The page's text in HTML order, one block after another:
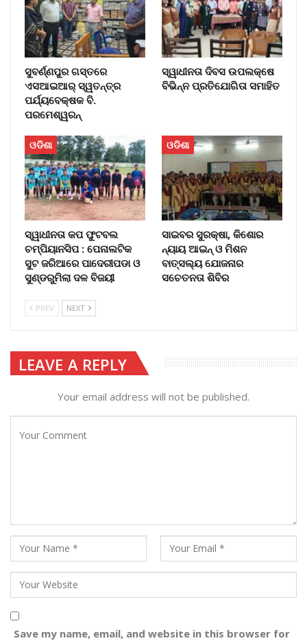
ସୁବର୍ଣ୍ଣପୁର ଗସ୍ତରେ
ଏସଆଇଆର୍ ସ୍ୱତନ୍ତ୍ର
ପର୍ଯ୍ୟବେକ୍ଷକ ବି.
ପରମେଶ୍ୱରନ୍
ସ୍ୱାଧୀନତା ଦିବସ ଉପଲକ୍ଷେ
ବିଭିନ୍ନ ପ୍ରତିଯୋଗିତା ସମାହିତ
ଓଡିଶା
ସ୍ୱାଧୀନତା କପ ଫୁଟବଲ
ଚମ୍ପିୟାନସିପ : ପେନାଲଟିକ
ସୁଟ ଜରିଆରେ ପାଦେରୀପଡା ଓ
ସୁଣ୍ଡରୁମିଲା ଦଳ ବିଜୟୀ
ଓଡିଶା
ସାଇବର ସୁରକ୍ଷା, କିଶୋର
ନ୍ୟାୟ ଆଇନ୍ ଓ ମିଶନ
ବାତ୍ସଲ୍ୟ ଯୋଜନାର
ସଚେତନତା ଶିବିର
PREV NEXT
LEAVE A REPLY
Your email address will not be published.
Save my name, email, and website in this browser for